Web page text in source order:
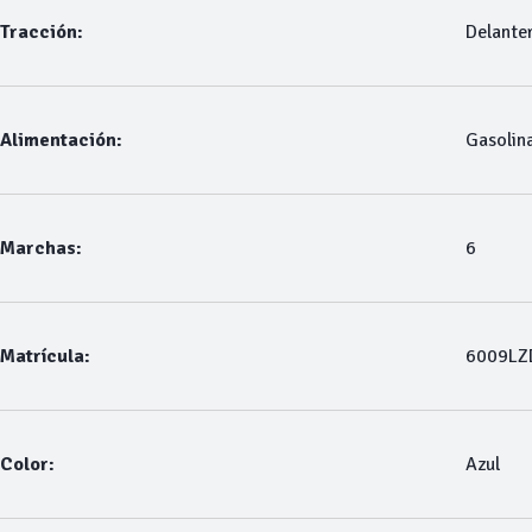
Tracción:
Alimentación:
Marchas: 6
Matrícula:
Color: Azul